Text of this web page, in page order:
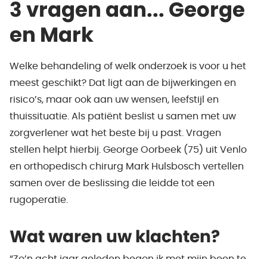
3 vragen aan... George
en Mark
Welke behandeling of welk onderzoek is voor u het
meest geschikt? Dat ligt aan de bijwerkingen en
risico’s, maar ook aan uw wensen, leefstijl en
thuissituatie. Als patiënt beslist u samen met uw
zorgverlener wat het beste bij u past. Vragen
stellen helpt hierbij. George Oorbeek (75) uit Venlo
en orthopedisch chirurg Mark Hulsbosch vertellen
samen over de beslissing die leidde tot een
rugoperatie.
Wat waren uw klachten?